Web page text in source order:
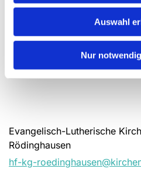
Auswahl
Nur
Evangelisch-Lutherische
Rödinghausen
hf-kg-